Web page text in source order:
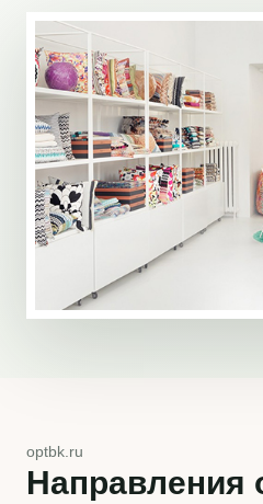
optbk.ru
Направления